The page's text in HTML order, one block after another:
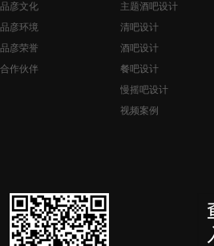
品彦文化
品彦环境
品彦荣誉
合作伙伴
主题酒吧设计
清吧设计
酒吧设计
餐吧设计
慢摇吧设计
视频案例